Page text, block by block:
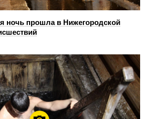
ночь прошла в Нижегородской